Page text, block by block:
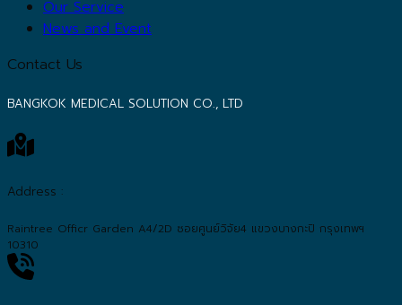
Our Service
News and Event
Contact Us
BANGKOK MEDICAL SOLUTION CO., LTD
Address :
Raintree Officr Garden A4/2D ซอยศูนย์วิจัย4 แขวงบางกะปิ กรุงเทพฯ
10310